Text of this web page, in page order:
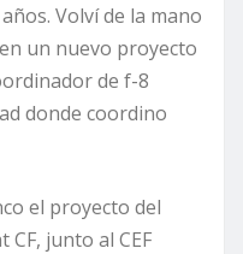
Volví de la mano
un nuevo proyecto
de f-8
donde coordino
el proyecto del
junto al CEF